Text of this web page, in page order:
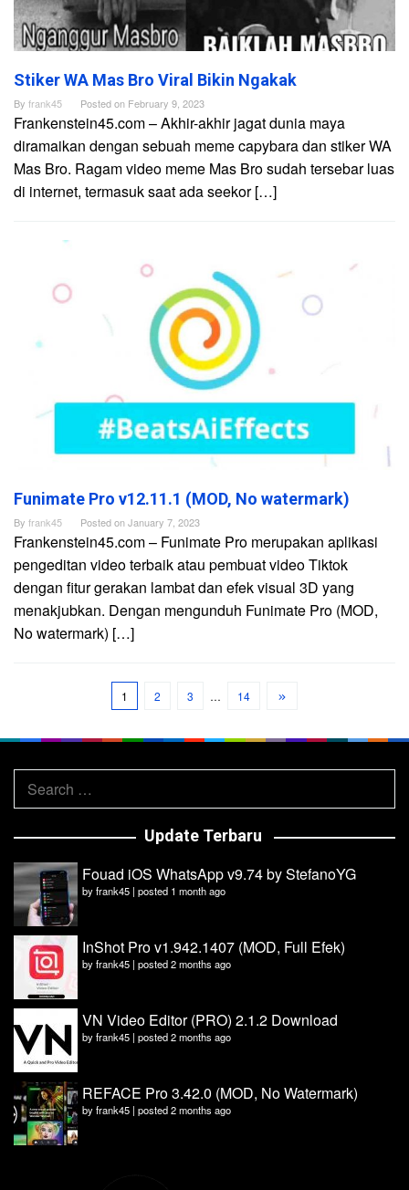
Stiker WA Mas Bro Viral Bikin Ngakak
By frank45 Posted on February 9, 2023
Frankenstein45.com – Akhir-akhir jagat dunia maya
diramaikan dengan sebuah meme capybara dan stiker WA
Mas Bro. Ragam video meme Mas Bro sudah tersebar luas
di internet, termasuk saat ada seekor […]
Funimate Pro v12.11.1 (MOD, No watermark)
By frank45 Posted onJanuary 7, 2023
Frankenstein45.com – Funimate Pro merupakan aplikasi
pengeditan video terbaik atau pembuat video Tiktok
dengan fitur gerakan lambat dan efek visual 3D yang
menakjubkan. Dengan mengunduh Funimate Pro (MOD,
No watermark) […]
1 2 3 … 14
Search
for:
Update Terbaru
Fouad iOS WhatsApp v9.74 by StefanoYG
byfrank45 | posted 1 month ago
InShot Pro v1.942.1407 (MOD, Full Efek)
byfrank45 | posted 2 months ago
VN Video Editor (PRO) 2.1.2 Download
byfrank45 | posted 2 months ago
REFACE Pro 3.42.0 (MOD, No Watermark)
byfrank45 | posted 2 months ago